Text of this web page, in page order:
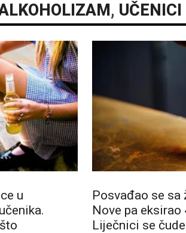
, UČENICI
u
Posvađao se sa
Nove pa eksirao
Liječnici se